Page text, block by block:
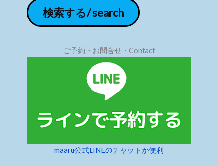
ご予約・お問合せ・Contact
maaru公式LINEのチャットが便利